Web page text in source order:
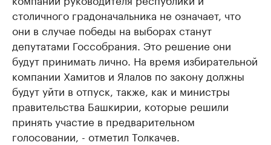
столичного градоначальника не означает, что
они в случае победы на выборах станут
депутатами Госсобрания. Это решение они
будут принимать лично. На время избирательной
компании Хамитов и Ялалов по закону должны
будут уйти в отпуск, также, как и министры
правительства Башкирии, которые решили
принять участие в предварительном
голосовании, - отметил Толкачев.